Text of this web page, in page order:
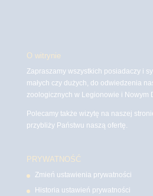
O witrynie
Zapraszamy wszystkich posiadaczy i
małych czy dużych, do odwiedzenia
zoologicznych w Legionowie i Nowym
Polecamy także wizytę na naszej
przybliży Państwu naszą ofertę.
PRYWATNOŚĆ
Zmień ustawienia prywatności
Historia ustawień prywatności